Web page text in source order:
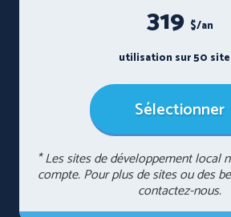
319 $/an
utilisation sur 50
Sélectionner
* Les sites de développement local
compte. Pour plus de sites ou des
contactez-nous.